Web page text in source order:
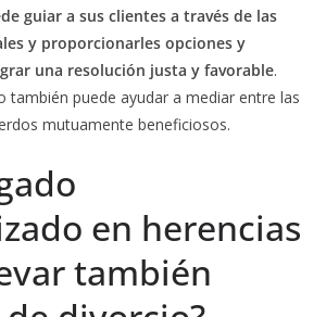
guiar a sus clientes a través de las
y proporcionarles opciones y
una resolución justa y favorable.
también puede ayudar a mediar entre las
mutuamente beneficiosos.
en herencias
también